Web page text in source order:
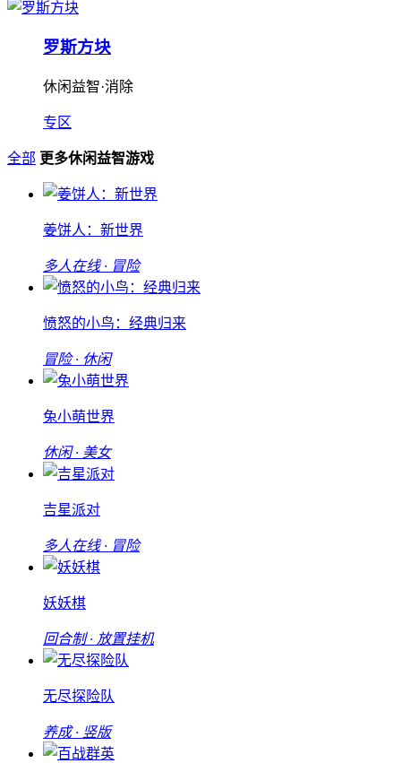
罗斯方块
休闲益智·消除
专区
全部 更多休闲益智游戏
姜饼人：新世界
多人在线 · 冒险
愤怒的小鸟：经典归来
冒险 · 休闲
兔小萌世界
休闲 · 美女
吉星派对
多人在线 · 冒险
妖妖棋
回合制 · 放置挂机
无尽探险队
养成 · 竖版